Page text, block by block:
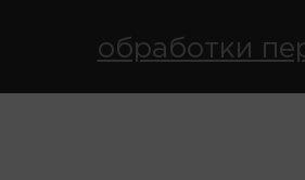
обработки